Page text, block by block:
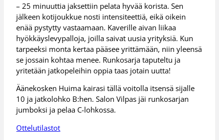
– 25 minuuttia jaksettiin pelata hyvää korista. Sen
jälkeen kotijoukkue nosti intensiteettiä, eikä oikein
enää pystytty vastaamaan. Kaverille aivan liikaa
hyökkäyslevypalloja, joilla saivat uusia yrityksiä. Kun
tarpeeksi monta kertaa pääsee yrittämään, niin yleensä
se jossain kohtaa menee. Runkosarja taputeltu ja
yritetään jatkopeleihin oppia taas jotain uutta!
Äänekosken Huima kairasi tällä voitolla itsensä sijalle
10 ja jatkolohko B:hen. Salon Vilpas jäi runkosarjan
jumboksi ja pelaa C-lohkossa.
Ottelutilastot